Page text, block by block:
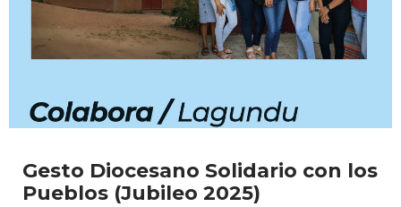
Gesto Diocesano Solidario con los
Pueblos (Jubileo 2025)